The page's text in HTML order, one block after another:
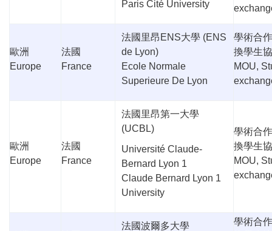
Paris Cité University
歐洲
Europe
法國
France
法國里昂 ENS大學 (ENS
de Lyon)
Ecole Normale
Superieure De Lyon
學術合
換學生
MOU,
歐洲
Europe
法國
France
法國里昂第一大學
(UCBL)
Université Claude-
Bernard Lyon 1
Claude Bernard Lyon 1
University
學術合
換學生
MOU,
法國波爾多大學
學術合